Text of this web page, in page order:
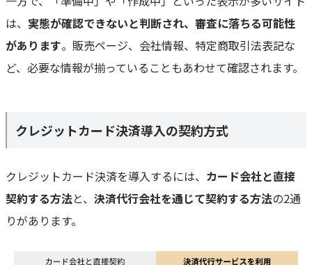
は、 実態が確認できないと判断され、審査に落ちる可能性
があります。販売ページ、会社情報、特定商取引法表記な
ど、必要な情報が揃っていることもあわせて確認されます。
クレジットカード決済導入の契約方式
クレジットカード決済を導入するには、 カード会社と直接
契約する方法と、 決済代行会社を通じて契約する方法の2通
りがあります。